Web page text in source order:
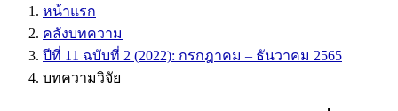
หน้าแรก
คลังบทความ
ปีที่ 11 ฉบับที่ 2 (2022): กรกฎาคม – ธันวาคม 2565
บทความวิจัย